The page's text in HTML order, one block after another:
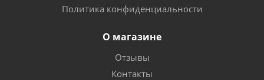
Политика конфиденциальности
О магазине
Отзывы
Контакты